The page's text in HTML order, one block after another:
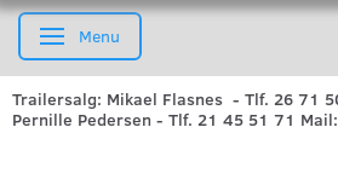
Skifte navigation
Menu
Trailersalg: Mikael Flasnes - Tlf. 26 71
Pernille Pedersen - Tlf. 21 45 51 71